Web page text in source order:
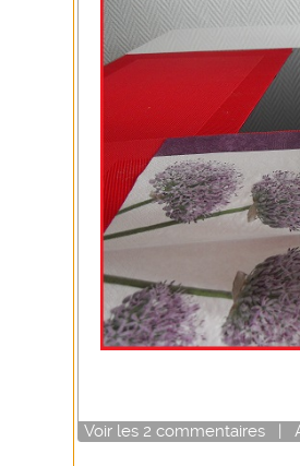
Voir les 2 commentaires |